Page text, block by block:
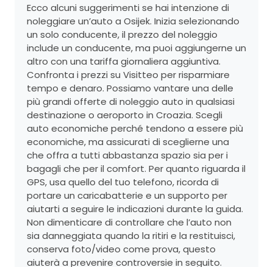
Ecco alcuni suggerimenti se hai intenzione di
noleggiare un’auto a Osijek. Inizia selezionando
un solo conducente, il prezzo del noleggio
include un conducente, ma puoi aggiungerne un
altro con una tariffa giornaliera aggiuntiva.
Confronta i prezzi su Visitteo per risparmiare
tempo e denaro. Possiamo vantare una delle
più grandi offerte di noleggio auto in qualsiasi
destinazione o aeroporto in Croazia. Scegli
auto economiche perché tendono a essere più
economiche, ma assicurati di sceglierne una
che offra a tutti abbastanza spazio sia per i
bagagli che per il comfort. Per quanto riguarda il
GPS, usa quello del tuo telefono, ricorda di
portare un caricabatterie e un supporto per
aiutarti a seguire le indicazioni durante la guida.
Non dimenticare di controllare che l’auto non
sia danneggiata quando la ritiri e la restituisci,
conserva foto/video come prova, questo
aiuterà a prevenire controversie in seguito.